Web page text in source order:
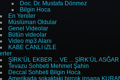
Doc. Dr. Mustafa Dönmez
Bilgin Hoca
En Yeniler
Müslüman Oldular
Genel Videolar
Bütün videolar
Video mp3 Alanı
KABE CANLI iZLE
ŞİRK’ÜL EKBER ... VE ... ŞİRK’ÜL ASĞAR
Tevazu Sohbeti Mehmet Şahin
Deccal Sohbeti Bilgin Hoca
Amerikada sokaktaki birçok insana